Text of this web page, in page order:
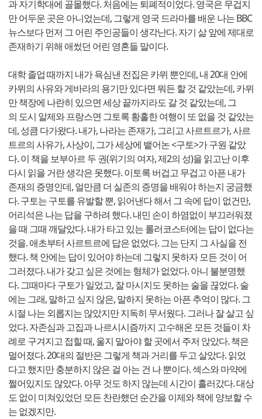
과 자기학대에 골몰했다. 처음에는 퇴폐적이었다. 영국은 무겁지
만 어두운 곳은 아니었는데, 그렇게 영국 드라마를 배운 나는 BBC
뉴스보다 먼저 그 어린 주인공들이 생각난다. 자기 삶 앞에 제대로
존재하기 위해 애썼던 어린 영혼들 말이다.
대학 졸업 때까지 내가 욕심낸 전집은 카뮈 뿐인데, 내 20대 안에
카뮈의 사유와 게바라의 용기만 있다면 뭐든 할 것 같았는데, 카뮈
만 책장에 나란히 있으면 세상 끝까지라도 갈 것 같았는데, 그
의 도시 알제와 프랑스면 그토록 황홀한 여행이 또 없을 것 같았는
데, 성큼 다가왔다. 내가, 나라는 존재가, 그리고 사르트르가, 사르
트르의 사유가, 사상이, 그가 세상에 뱉어논 <구토>가 구원 같았
다. 이 책을 보부아르 두 권(위기의 여자, 제2의 성)을 읽고난 이후
다시 읽을 거란 생각은 못했다. 이토록 버겁고 무겁고 아픈 내가
존재의 증명인데, 얼만큼 더 실존의 증명을 배워야 하는지 궁금했
다. 구토는 구토를 유발할 뿐, 읽어낸다 해서 그 속에 답이 없건만,
어리석은 나는 답을 구하려 했다. 내민 손이 하염없이 부끄러워졌
을 때 그때 깨달았다. 내가 타고 있는 롤러코스터에는 답이 없다는
것을. 애초부터 사르트르에 답은 없었다. 그는 단지 그 사실을 전
했다. 책 안에는 답이 있어야 하는데 그렇지 못하자 모든 것이 어
그러졌다. 내가 갖고 싶은 것에는 형체가 없었다. 아니 불분명했
다. 그때마다 구토가 일었고, 잘 마시지도 못하는 술을 끊었다. 술
에는 그래, 말하고 싶지 않은, 말하지 못하는 아픈 추억이 많다. 그
시절 나는 외롭지는 않았지만 지독히 무서웠다. 그러나 잘 살고 싶
었다. 자존심과 고집과 나르시시즘까지 고수해온 모든 것들이 차
례로 구겨지고 접힐 때, 울지 말아야 할 곳에서 주저 앉았다. 책은
멀어졌다. 20대의 절반은 그렇게 책과 거리를 두고 살았다. 읽었
다고 했지만 충분하지 않은 걸 아는 건 나 뿐이다. 섹스와 마약에
쩔어있지도 않았다. 아무 것도 하지 않는데 시간이 흘러갔다. 대상
도 없이 미쳐있었던 모든 찬란했던 순간을 이제와 책에 양보할 수
는 없겠지만.